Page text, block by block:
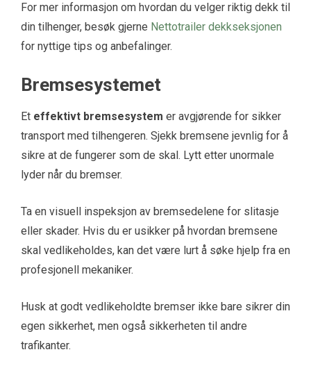
For mer informasjon om hvordan du velger riktig dekk til
din tilhenger, besøk gjerne Nettotrailer dekkseksjonen
for nyttige tips og anbefalinger.
Bremsesystemet
Et effektivt bremsesystem er avgjørende for sikker
transport med tilhengeren. Sjekk bremsene jevnlig for å
sikre at de fungerer som de skal. Lytt etter unormale
lyder når du bremser.
Ta en visuell inspeksjon av bremsedelene for slitasje
eller skader. Hvis du er usikker på hvordan bremsene
skal vedlikeholdes, kan det være lurt å søke hjelp fra en
profesjonell mekaniker.
Husk at godt vedlikeholdte bremser ikke bare sikrer din
egen sikkerhet, men også sikkerheten til andre
trafikanter.